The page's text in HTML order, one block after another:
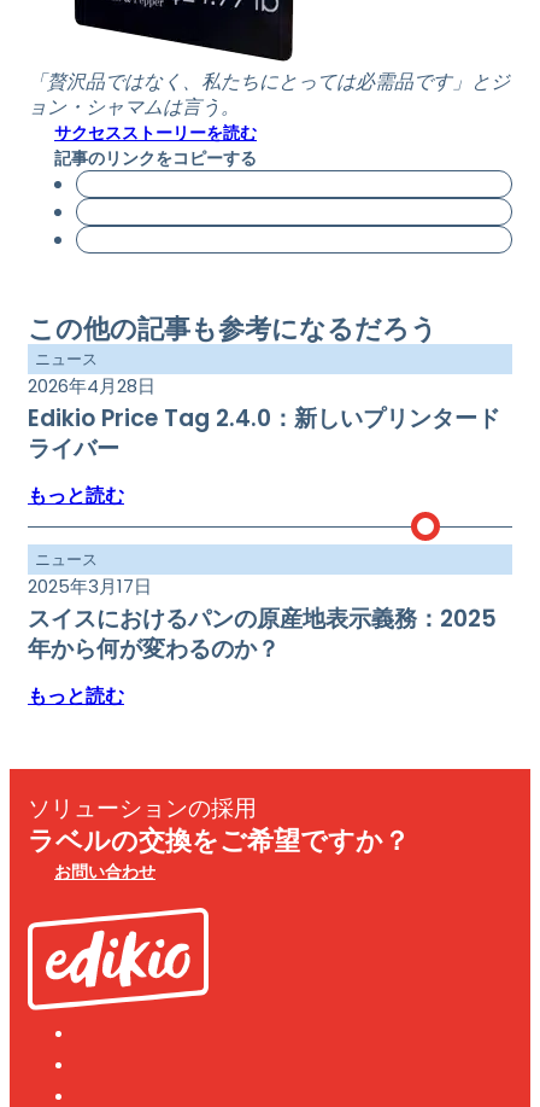
「贅沢品ではなく、私たちにとっては必需品です」とジ
ョン・シャマムは言う。
サクセスストーリーを読む
記事のリンクをコピーする
この他の記事も参考になるだろう
ニュース
2026年4月28日
Edikio Price Tag 2.4.0：新しいプリンタード
ライバー
もっと読む
ニュース
2025年3月17日
スイスにおけるパンの原産地表示義務：2025
年から何が変わるのか？
もっと読む
ソリューションの採用
ラベルの交換をご希望ですか？
お問い合わせ